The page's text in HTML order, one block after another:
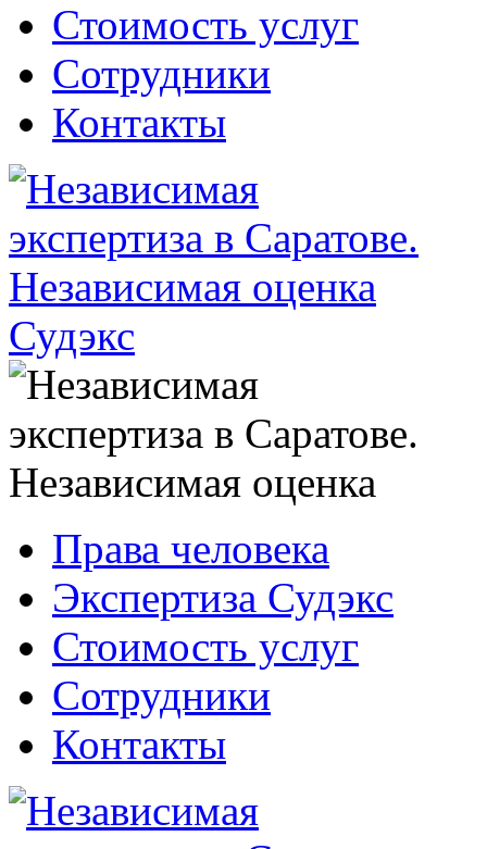
Стоимость услуг
Сотрудники
Контакты
Судэкс
Права человека
Экспертиза Судэкс
Стоимость услуг
Сотрудники
Контакты